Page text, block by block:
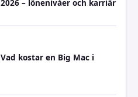
– lönenivåer och karriär
kostar en Big Mac i